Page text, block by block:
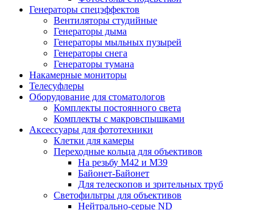
Генераторы спецэффектов
Вентиляторы студийные
Генераторы дыма
Генераторы мыльных пузырей
Генераторы снега
Генераторы тумана
Накамерные мониторы
Телесуфлеры
Оборудование для стоматологов
Комплекты постоянного света
Комплекты с макровспышками
Аксессуары для фототехники
Клетки для камеры
Переходные кольца для объективов
На резьбу М42 и М39
Байонет-Байонет
Для телескопов и зрительных труб
Светофильтры для объективов
Нейтрально-серые ND